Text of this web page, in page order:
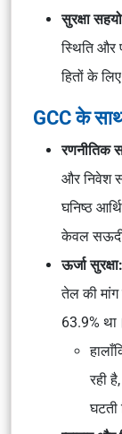
सुरक्षा
स्थिति और
हितों के
GCC के
रणनीतिक
और निवेश
घनिष्ठ
केवल
ऊर्जा सुरक्षा:
तेल की
63.9% था।
रही
घटती